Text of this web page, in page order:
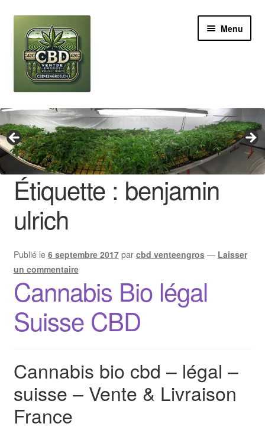
navigation
contenu
Menu
Revendeur
Grossiste Cannabis CBD
Huile de CBD
Boutures de CBD
Brands
Contact
Étiquette : benjamin
ulrich
Publié le 6 septembre 2017 par cbd venteengros — Laisser
un commentaire
Cannabis Bio légal
Suisse CBD
Cannabis bio cbd – légal –
suisse – Vente & Livraison
France